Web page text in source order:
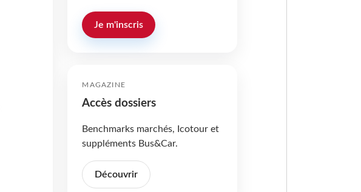
Je m'inscris
MAGAZINE
Accès dossiers
Benchmarks marchés, Icotour et
suppléments Bus&Car.
Découvrir